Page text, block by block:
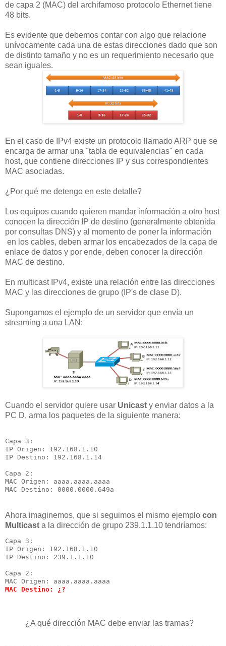
de capa 2 (MAC) del archifamoso protocolo Ethernet tiene
48 bits.
Es evidente que debemos contar con algo que relacione
unívocamente cada una de estas direcciones dado que son
de distinto tamaño y no es un requerimiento necesario que
sean iguales.
En el caso de IPv4 existe un protocolo llamado ARP que se
encarga de armar una "tabla de equivalencias" en cada
host, que contiene direcciones IP y sus correspondientes
MAC asociadas.
¿Por qué me detengo en este detalle?
Los equipos cuando quieren mandar información a otro host
conocen la dirección IP de destino (generalmente obtenida
por consultas DNS) y al momento de poner la información
en los cables, deben armar los encabezados de la capa de
enlace de datos y por ende, deben conocer la dirección
MAC de destino.
En multicast IPv4, existe una relación entre las direcciones
MAC y las direcciones de grupo (IP's de clase D).
Supongamos el ejemplo de un servidor que envía un
streaming a una LAN:
Cuando el servidor quiere usar Unicast y enviar datos a la
PC D, arma los paquetes de la siguiente manera:
Capa 3:
IP Origen: 192.168.1.10
IP Destino: 192.168.1.14
Capa 2:
MAC Origen: aaaa.aaaa.aaaa
Ahora imaginemos, que si seguimos el mismo ejemplo con
Multicast a la dirección de grupo 239.1.1.10 tendríamos:
Capa 3:
IP Origen: 192.168.1.10
IP Destino: 239.1.1.10
Capa 2:
MAC Destino: ¿?
¿A qué dirección MAC debe enviar las tramas?